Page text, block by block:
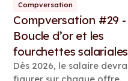
Compversation
Compversation #29 -
Boucle d’or et les
fourchettes salariales
Dès 2026, le salaire devra